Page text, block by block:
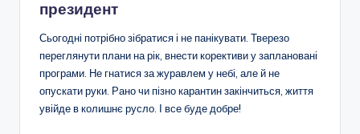
президент
Сьогодні потрібно зібратися і не панікувати. Тверезо
переглянути плани на рік, внести корективи у заплановані
програми. Не гнатися за журавлем у небі, але й не
опускати руки. Рано чи пізно карантин закінчиться, життя
увійде в колишнє русло. І все буде добре!